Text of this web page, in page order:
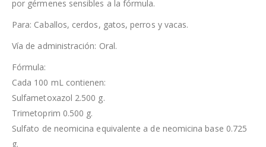
por gérmenes sensibles a la fórmula.
Para: Caballos, cerdos, gatos, perros y vacas.
Vía de administración: Oral.
Fórmula:
Cada 100 mL contienen:
Sulfametoxazol 2.500 g.
Trimetoprim 0.500 g.
Sulfato de neomicina equivalente a de neomicina base 0.725
g.